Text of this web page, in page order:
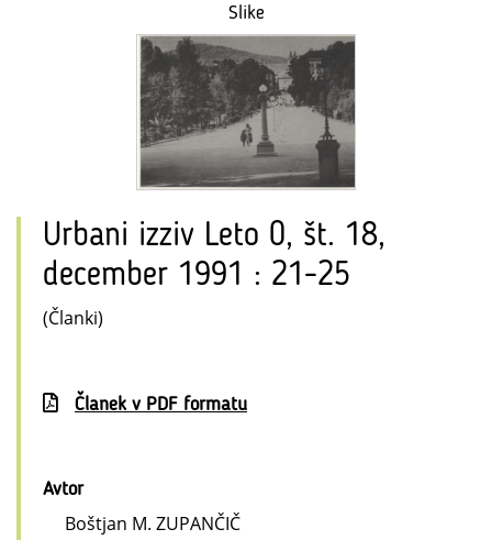
Slike
Urbani izziv Leto 0, št. 18,
december 1991 : 21-25
(Članki)
Članek v PDF formatu
Avtor
Boštjan M. ZUPANČIČ